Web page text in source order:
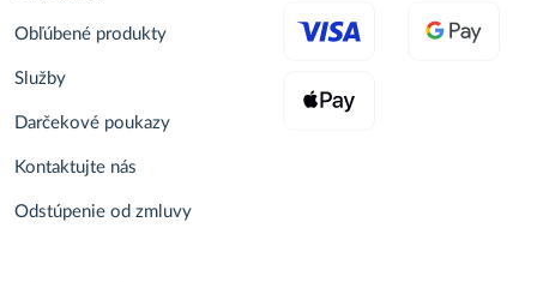
Obľúbené produkty
Služby
Darčekové poukazy
Kontaktujte nás
Odstúpenie od zmluvy